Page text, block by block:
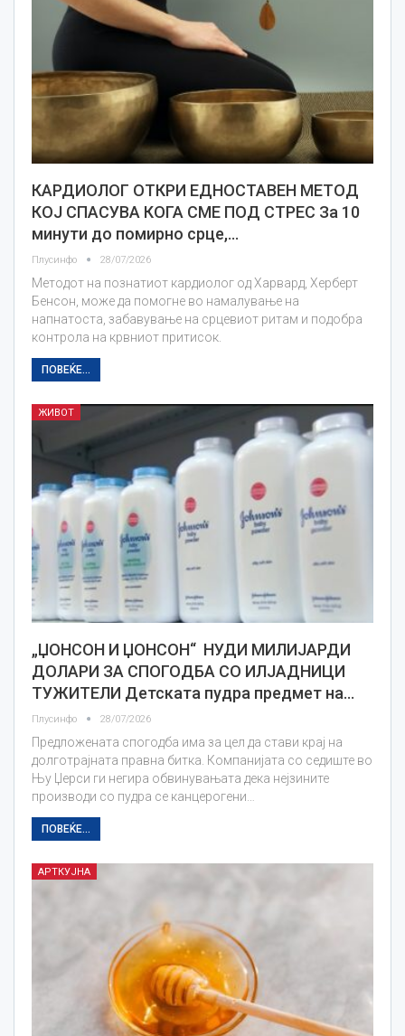
КАРДИОЛОГ ОТКРИ ЕДНОСТАВEН МЕТОД
КОЈ СПАСУВА КОГА СМЕ ПОД СТРЕС За 10
минути до помирно срце,…
Плусинфо 28/07/2026
Методот на познатиот кардиолог од Харвард, Херберт
Бенсон, може да помогне во намалување на
напнатоста, забавување на срцевиот ритам и подобра
контрола на крвниот притисок.
ПОВЕЌЕ...
ЖИВОТ
„ЏОНСОН И ЏОНСОН“ НУДИ МИЛИЈАРДИ
ДОЛАРИ ЗА СПОГОДБА СО ИЛЈАДНИЦИ
ТУЖИТЕЛИ Детската пудра предмет на…
Плусинфо 28/07/2026
Предложената спогодба има за цел да стави крај на
долготрајната правна битка. Компанијата со седиште во
Њу Џерси ги негира обвинувањата дека нејзините
производи со пудра се канцерогени…
ПОВЕЌЕ...
АРТКУЈНА